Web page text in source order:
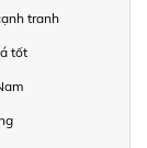
tranh
tốt